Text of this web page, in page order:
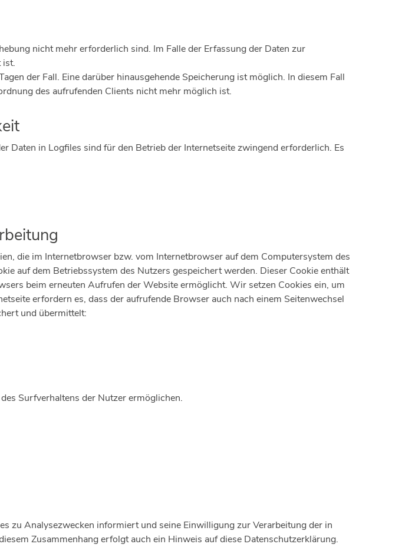
nicht mehr erforderlich sind. Im Falle der Erfassung der Daten zur
ist.
der Fall. Eine darüber hinausgehende Speicherung ist möglich. In diesem Fall
des aufrufenden Clients nicht mehr möglich ist.
Daten in Logfiles sind für den Betrieb der Internetseite zwingend erforderlich. Es
die im Internetbrowser bzw. vom Internetbrowser auf dem Computersystem des
auf dem Betriebssystem des Nutzers gespeichert werden. Dieser Cookie enthält
beim erneuten Aufrufen der Website ermöglicht. Wir setzen Cookies ein, um
erfordern es, dass der aufrufende Browser auch nach einem Seitenwechsel
und übermittelt:
Surfverhaltens der Nutzer ermöglichen.
zu Analysezwecken informiert und seine Einwilligung zur Verarbeitung der in
Zusammenhang erfolgt auch ein Hinweis auf diese Datenschutzerklärung.